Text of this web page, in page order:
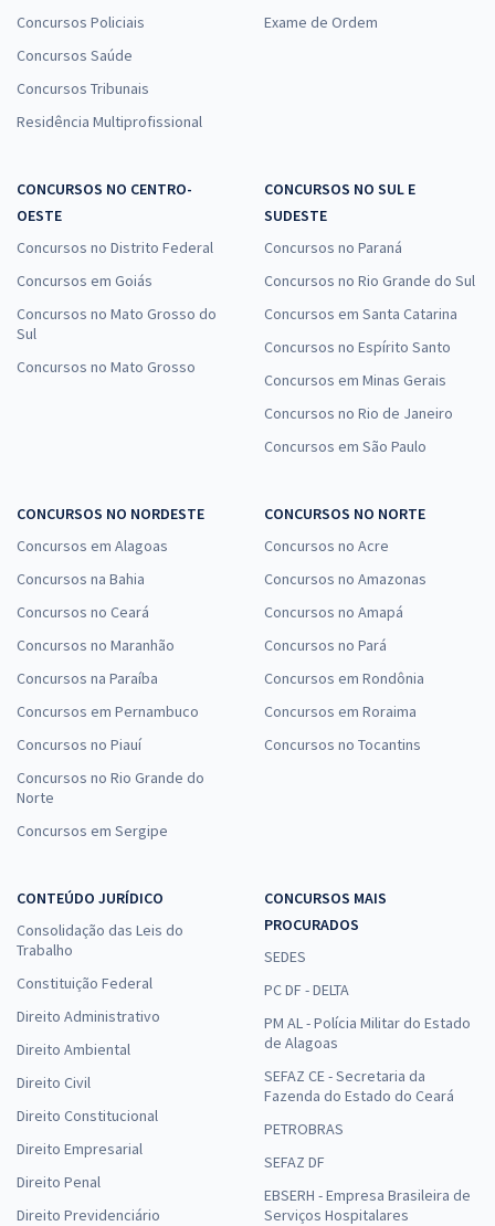
Concursos Policiais
Concursos Saúde
Concursos Tribunais
Residência Multiprofissional
Exame de Ordem
CONCURSOS NO CENTRO-
OESTE
Concursos no Distrito Federal
Concursos em Goiás
Concursos no Mato Grosso do
Sul
Concursos no Mato Grosso
CONCURSOS NO SUL E
SUDESTE
Concursos no Paraná
Concursos no Rio Grande do Sul
Concursos em Santa Catarina
Concursos no Espírito Santo
Concursos em Minas Gerais
Concursos no Rio de Janeiro
Concursos em São Paulo
CONCURSOS NO NORDESTE
Concursos em Alagoas
Concursos na Bahia
Concursos no Ceará
Concursos no Maranhão
Concursos na Paraíba
Concursos em Pernambuco
Concursos no Piauí
Concursos no Rio Grande do
Norte
Concursos em Sergipe
CONCURSOS NO NORTE
Concursos no Acre
Concursos no Amazonas
Concursos no Amapá
Concursos no Pará
Concursos em Rondônia
Concursos em Roraima
Concursos no Tocantins
CONTEÚDO JURÍDICO
Consolidação das Leis do
Trabalho
Constituição Federal
Direito Administrativo
Direito Ambiental
Direito Civil
Direito Constitucional
Direito Empresarial
Direito Penal
Direito Previdenciário
CONCURSOS MAIS
PROCURADOS
SEDES
PC DF - DELTA
PM AL - Polícia Militar do Estado
de Alagoas
SEFAZ CE - Secretaria da
Fazenda do Estado do Ceará
PETROBRAS
SEFAZ DF
EBSERH - Empresa Brasileira de
Serviços Hospitalares